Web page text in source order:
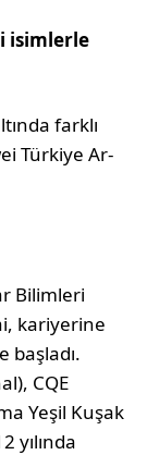
isimlerle
farklı
Türkiye Ar-
Bilimleri
kariyerine
başladı.
CQE
Yeşil Kuşak
yılında